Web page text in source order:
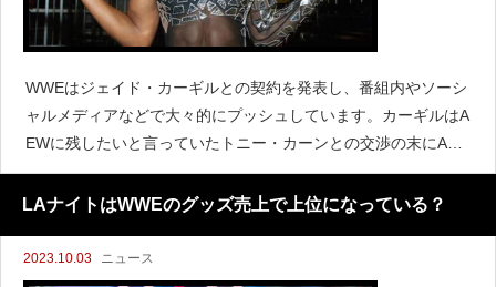
WWEはジェイド・カーギルとの契約を発表し、番組内やソーシ
ャルメディアなどで大々的にプッシュしています。カーギルはA
EWに残したいと言っていたトニー・カーンとの交渉の末にAE
Wを退団した後、WWEに移籍することになりました。『PWInsi
der』によると、カーギルはNXTを経由するこ
LAナイトはWWEのグッズ売上で上位になっている？
2023.10.03 ニュース